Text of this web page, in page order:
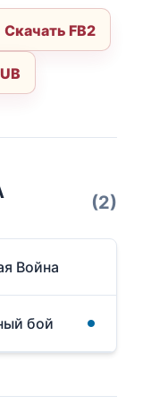
Скачать FB2
(2)
Война
бой